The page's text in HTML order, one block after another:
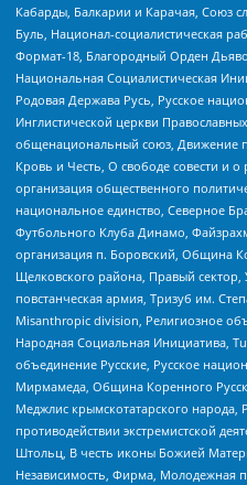
Кабарды, Балкарии и Карачая, Союз
Буль, Национал-социалистическая
Формат-18, Благородный Орден
Национальная Социалистическая
Родовая Держава Русь, Русское
Инглистической церкви
общенациональный союз, Движение
Кровь и Честь, О свободе совести и
организация общественного
национальное единство, Северное
Футбольного Клуба Динамо,
организация п. Боровский, Община
Щелковского района, Правый
повстанческая армия, Тризуб им.
Misanthropic division, Религиозное
Народная Социальная Инициатива,
объединение Русские, Русское
Мирмамеда, Община Коренного
Меджлис крымскотатарского
противодействии экстремистской
Штольц, В честь иконы Божией
Независимость, Фирма, Молодежная